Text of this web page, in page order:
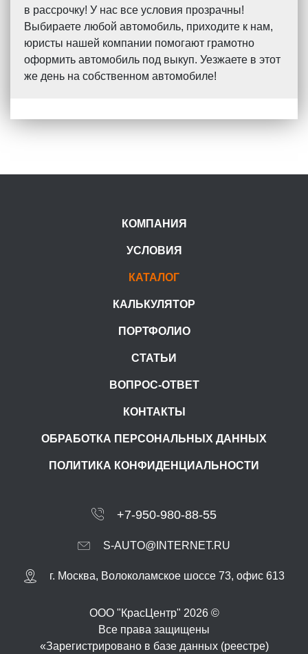
в рассрочку! У нас все условия прозрачны!
Выбираете любой автомобиль, приходите к нам,
юристы нашей компании помогают грамотно
оформить автомобиль под выкуп. Уезжаете в этот
же день на собственном автомобиле!
КОМПАНИЯ
УСЛОВИЯ
КАТАЛОГ
КАЛЬКУЛЯТОР
ПОРТФОЛИО
СТАТЬИ
ВОПРОС-ОТВЕТ
КОНТАКТЫ
ОБРАБОТКА ПЕРСОНАЛЬНЫХ ДАННЫХ
ПОЛИТИКА КОНФИДЕНЦИАЛЬНОСТИ
+7-950-980-88-55
S-AUTO@INTERNET.RU
г. Москва, Волоколамское шоссе 73, офис 613
ООО "КрасЦентр" 2026 ©
Все права защищены
«Зарегистрировано в базе данных (реестре)